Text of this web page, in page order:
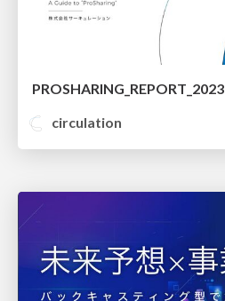
PROSHARING_REPORT_2023
circulation